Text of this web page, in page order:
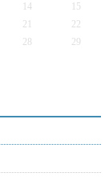
14
15
21
22
28
29